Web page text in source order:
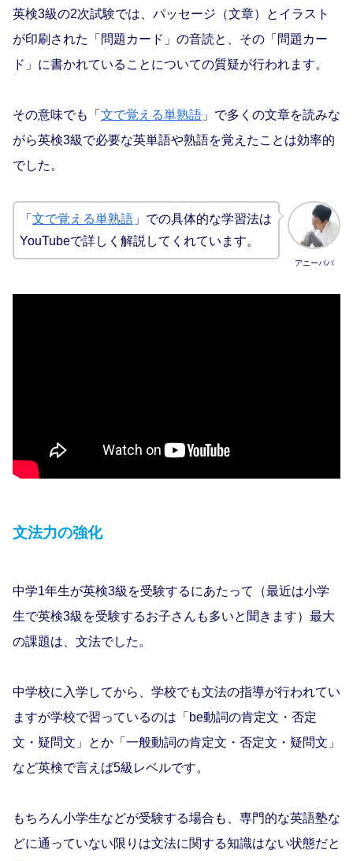
英検3級の2次試験では、パッセージ（文章）とイラスト
が印刷された「問題カード」の音読と、その「問題カー
ド」に書かれていることについての質疑が行われます。
その意味でも「 文で覚える単熟語 」で多くの文章を読みな
がら英検3級で必要な英単語や熟語を覚えたことは効率的
でした。
アニーパパ
「 文で覚える単熟語 」での具体的な学習法は
YouTubeで詳しく解説してくれています。
文法力の強化
中学1年生が英検3級を受験するにあたって（最近は小学
生で英検3級を受験するお子さんも多いと聞きます）最大
の課題は、文法でした。
中学校に入学してから、学校でも文法の指導が行われてい
ますが学校で習っているのは「be動詞の肯定文・否定
文・疑問文」とか「一般動詞の肯定文・否定文・疑問文」
など英検で言えば5級レベルです。
もちろん小学生などが受験する場合も、専門的な英語塾な
どに通っていない限りは文法に関する知識はない状態だと